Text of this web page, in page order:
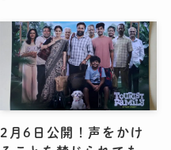
2月6日公開！声をかけ